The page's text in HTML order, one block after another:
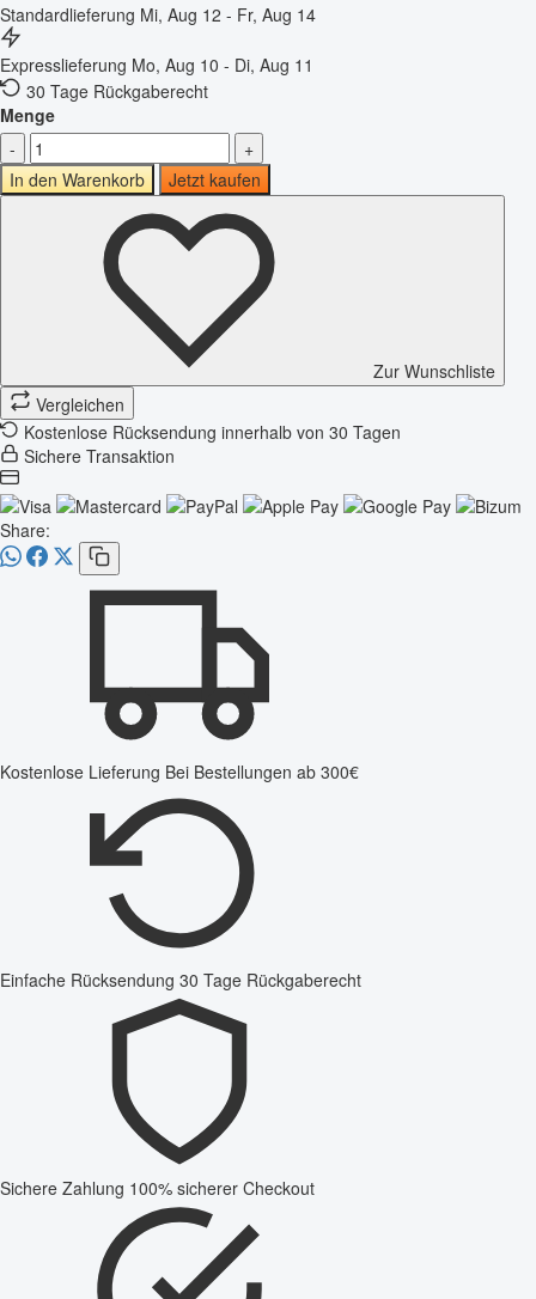
Standardlieferung Mi, Aug 12 - Fr, Aug 14
Expresslieferung Mo, Aug 10 - Di, Aug 11
30 Tage Rückgaberecht
Menge
-
+
In den Warenkorb
Jetzt kaufen
Zur Wunschliste
Vergleichen
Kostenlose Rücksendung innerhalb von 30 Tagen
Sichere Transaktion
Share:
Kostenlose Lieferung Bei Bestellungen ab 300€
Einfache Rücksendung 30 Tage Rückgaberecht
Sichere Zahlung 100% sicherer Checkout